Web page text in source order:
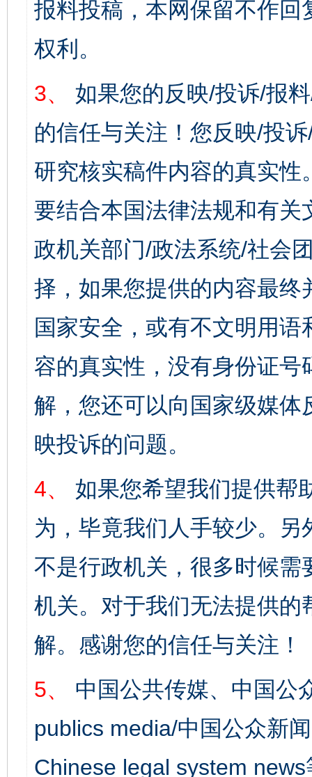
报料投稿，本网保留不作
权利。
3、
如果您的反映/投诉/报
的信任与关注！您反映/投
研究核实稿件内容的真实
要结合本国法律法规和有关
政机关部门/政法系统/社会
择，如果您提供的内容最
国家安全，或有不文明用
容的真实性，没有身份证
解，您还可以向国家级媒
映投诉的问题。
4、
如果您希望我们提供帮
为，毕竟我们人手较少。
不是行政机关，很多时候
机关。对于我们无法提供
解。感谢您的信任与关注！
5、
中国公共传媒、中国公
publics media/中国公众新
Chinese legal system